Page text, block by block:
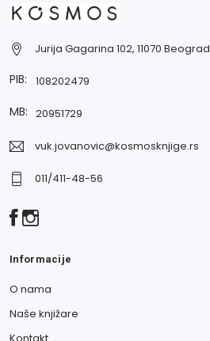
Jurija Gagarina 102, 11070 Beograd
PIB: 108202479
MB: 20951729
vuk.jovanovic@kosmosknjige.rs
011/411-48-56
Informacije
O nama
Naše knjižare